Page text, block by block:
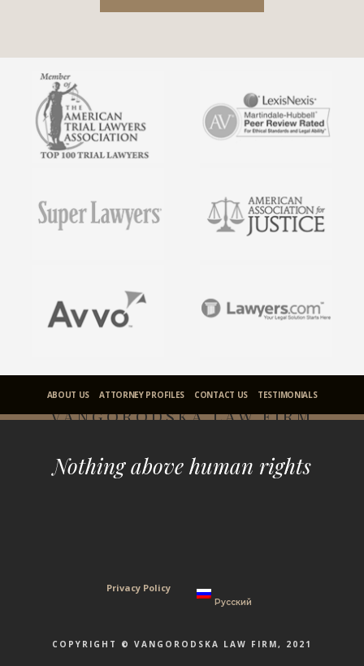
ABOUT US ATTORNEY PROFILES CONTACT US TESTIMONIALS
VANGORODSKA LAW FIRM
Nothing above human rights
Privacy Policy
Русский
COPYRIGHT © VANGORODSKA LAW FIRM, 2021